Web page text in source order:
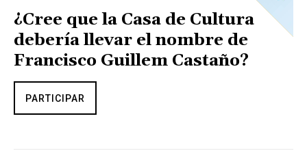
¿Cree que la Casa de Cultura
debería llevar el nombre de
Francisco Guillem Castaño?
PARTICIPAR